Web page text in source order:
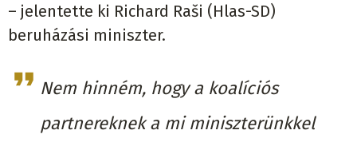
– jelentette ki Richard Raši (Hlas-SD)
beruházási miniszter.
Nem hinném, hogy a koalíciós
partnereknek a mi miniszterünkkel